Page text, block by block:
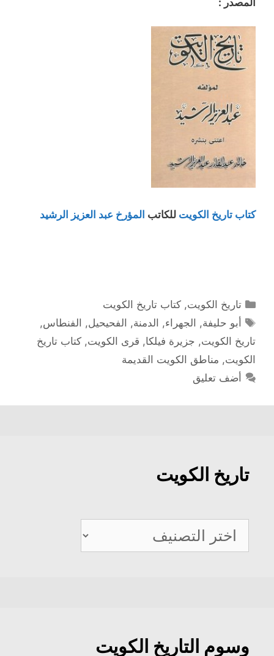
المصدر :
كتاب تاريخ الكويت للكاتب المؤرخ عبد العزيز الرشيد
التصنيفات
تاريخ الكويت,كتاب تاريخ الكويت
الوسوم
أبو حليفة, الجهراء, الدمنة, الفحيحيل, الفنطاس,
تاريخ الكويت, جزيرة فيلكا, قرى الكويت, كتاب تاريخ
الكويت, مناطق الكويت القديمة
أضف تعليق
تاريخ الكويت
تاريخ
الكويت
وسوم التاريخ الكويت